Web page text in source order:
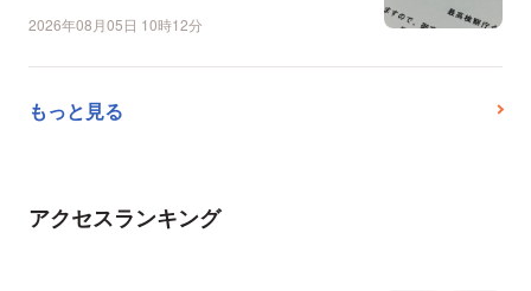
2026年08月05日 10時12分
もっと見る
アクセスランキング